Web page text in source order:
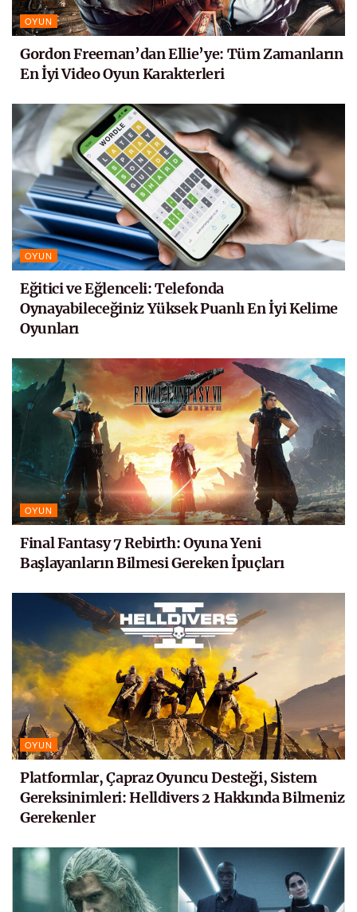
OYUN
Gordon Freeman’dan Ellie’ye: Tüm Zamanların
En İyi Video Oyun Karakterleri
OYUN
Eğitici ve Eğlenceli: Telefonda
Oynayabileceğiniz Yüksek Puanlı En İyi Kelime
Oyunları
OYUN
Final Fantasy 7 Rebirth: Oyuna Yeni
Başlayanların Bilmesi Gereken İpuçları
OYUN
Platformlar, Çapraz Oyuncu Desteği, Sistem
Gereksinimleri: Helldivers 2 Hakkında Bilmeniz
Gerekenler